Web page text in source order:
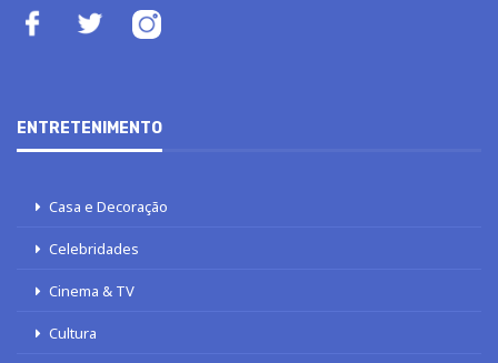
ENTRETENIMENTO
Casa e Decoração
Celebridades
Cinema & TV
Cultura